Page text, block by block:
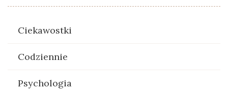
Ciekawostki
Codziennie
Psychologia